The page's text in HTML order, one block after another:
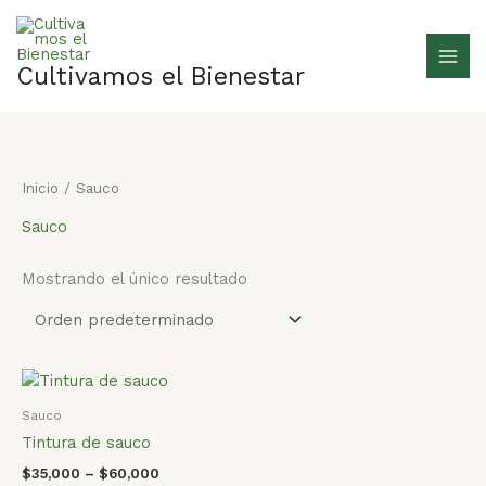
contenido
Cultivamos el Bienestar
Inicio / Sauco
Sauco
Mostrando el único resultado
Sauco
Tintura de sauco
$35,000 – $60,000